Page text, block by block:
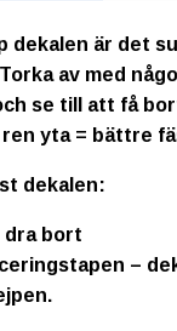
dekalen är det
av med
se till att få
yta = bättre
dekalen:
dra bort
–